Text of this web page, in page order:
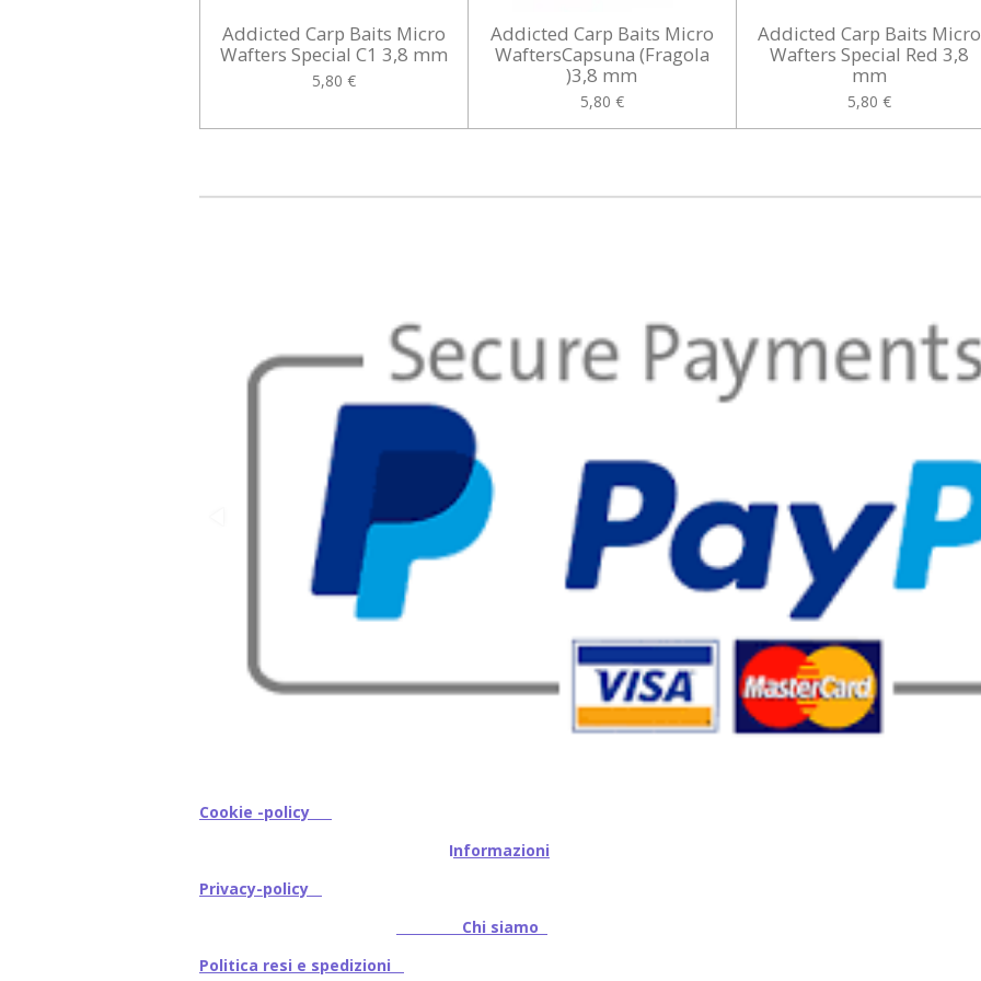
Addicted Carp Baits Micro
Wafters Special C1 3,8 mm
5,80 €
Addicted Carp Baits Micro
WaftersCapsuna (Fragola
)3,8 mm
5,80 €
Addicted Carp Baits Micro
Wafters Special Red 3,8
mm
5,80 €
Cookie -policy
Informazioni
Privacy-policy
Chi siamo
Politica resi e spedizioni